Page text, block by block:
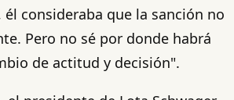
él consideraba que la sanción no
Pero no sé por donde habrá
de actitud y decisión".